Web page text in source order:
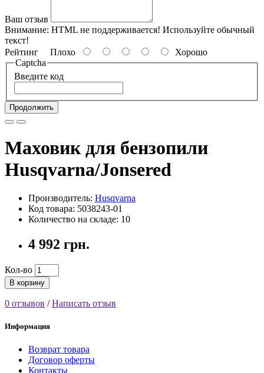
Ваш отзыв
Внимание: HTML не поддерживается! Используйте обычный
текст!
Рейтинг Плохо
Хорошо
Captcha
Введите код
Продолжить
Маховик для бензопили
Husqvarna/Jonsered
Производитель: Husqvarna
Код товара: 5038243-01
Количество на складе: 10
4 992 грн.
Кол-во
В корзину
0 отзывов /Написать отзыв
Информация
Возврат товара
Договор оферты
Контакты